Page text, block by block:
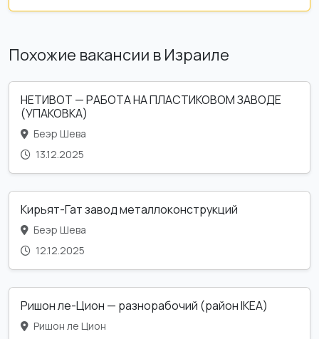
Похожие вакансии в Израиле
НЕТИВОТ — РАБОТА НА ПЛАСТИКОВОМ ЗАВОДЕ
(УПАКОВКА)
Беэр Шева
13.12.2025
Кирьят-Гат завод металлоконструкций
Беэр Шева
12.12.2025
Ришон ле-Цион — разнорабочий (район IKEA)
Ришон ле Цион